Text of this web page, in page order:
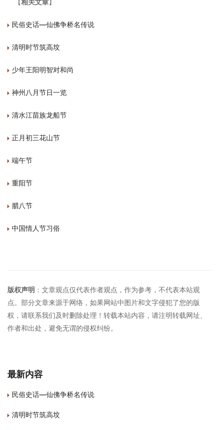
【相关文章】
民俗史话—仙佛争桥名传说
清明时节筑高坟
少年王阳明智对和尚
神州八月节日一览
清水江苗族龙船节
正月初三花山节
端午节
重阳节
腊八节
中国情人节习俗
版权声明 ：文章观点仅代表作者观点，作为参考，不代表本站观
点。部分文章来源于网络，如果网站中图片和文字侵犯了您的版
权，请联系我们及时删除处理！转载本站内容，请注明转载网址、
作者和出处，避免无谓的侵权纠纷。
最新内容
民俗史话—仙佛争桥名传说
清明时节筑高坟